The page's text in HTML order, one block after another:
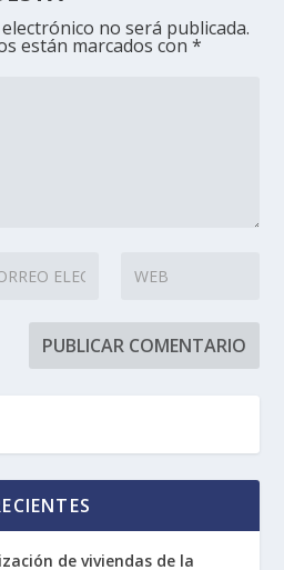
no será publicada.
están marcados con*
de viviendas de la